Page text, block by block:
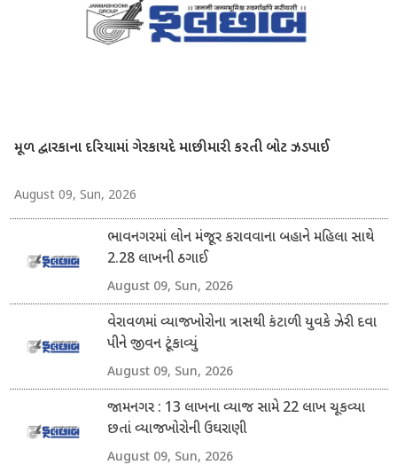
મૂળ દ્વારકાના દરિયામાં ગેરકાયદે માછીમારી કરતી બોટ ઝડપાઈ
August 09, Sun, 2026
ભાવનગરમાં લોન મંજૂર કરાવવાના બહાને મહિલા સાથે
2.28 લાખની ઠગાઈ
August 09, Sun, 2026
વેરાવળમાં વ્યાજખોરોના ત્રાસથી કંટાળી યુવકે ઝેરી દવા
પીને જીવન ટૂંકાવ્યું
August 09, Sun, 2026
જામનગર : 13 લાખના વ્યાજ સામે 22 લાખ ચૂકવ્યા
છતાં વ્યાજખોરોની ઉઘરાણી
August 09, Sun, 2026